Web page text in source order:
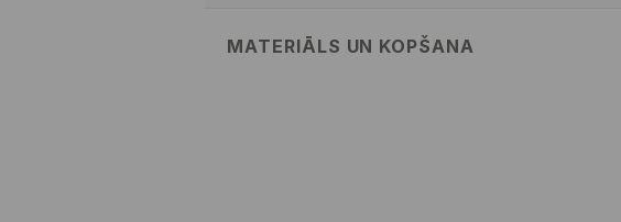
MATERIĀLS UN KOPŠANA